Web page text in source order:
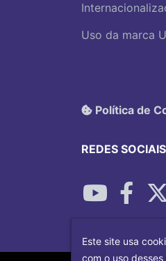
Uso da marca
Política de
REDES SOCIAIS
Este site usa
com o uso